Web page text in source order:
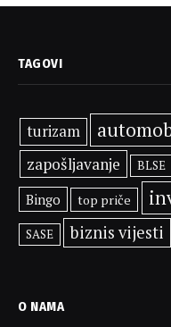
TAGOVI
turizam
zapošljavanje BLSE
Bingo
top priče
SASE biznis vijesti
O NAMA